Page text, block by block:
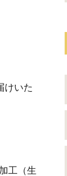
けいた
工（生